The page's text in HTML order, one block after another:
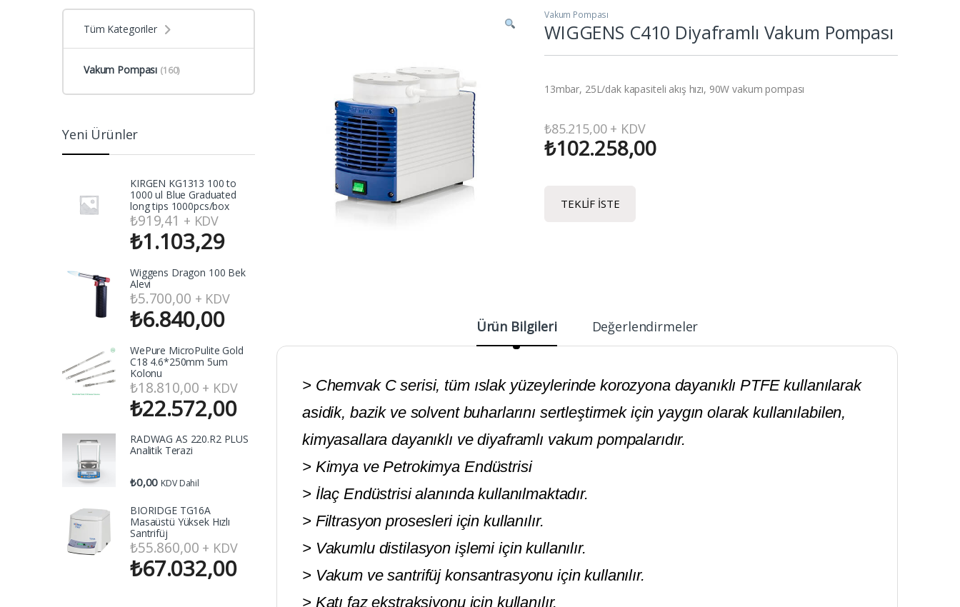
Vakum Pompası
WIGGENS C410 Diyaframlı Vakum Pompası
13mbar, 25L/dak kapasiteli akış hızı, 90W vakum pompası
₺85.215,00+ KDV
₺102.258,00
TEKLIF İSTE
Ürün Bilgileri Değerlendirmeler
> Chemvak C serisi, tüm ıslak yüzeylerinde korozyona dayanıklı PTFE kullanılarak
asidik, bazik ve solvent buharlarını sertleştirmek için yaygın olarak kullanılabilen,
kimyasallara dayanıklı ve diyaframlı vakum pompalarıdır.
> Kimya ve Petrokimya Endüstrisi
> İlaç Endüstrisi alanında kullanılmaktadır.
> Filtrasyon prosesleri için kullanılır.
> Vakumlu distilasyon işlemi için kullanılır.
> Vakum ve santrifüj konsantrasyonu için kullanılır.
> Katı faz ekstraksiyonu için kullanılır.
Tüm Kategoriler
Vakum Pompası (160)
Yeni Ürünler
KIRGEN KG1313 100 to
1000 ul Blue Graduated
long tips 1000pcs/box
₺919,41 + KDV
₺1.103,29
Wiggens Dragon 100 Bek
Alevi
₺5.700,00 + KDV
₺6.840,00
WePure MicroPulite Gold
C18 4.6*250mm 5um
Kolonu
₺18.810,00 + KDV
₺22.572,00
RADWAG AS 220.R2 PLUS
Analitik Terazi
₺0,00 KDV Dahil
BIORIDGE TG16A
Masaüstü Yüksek Hızlı
Santrifüj
₺55.860,00 + KDV
₺67.032,00